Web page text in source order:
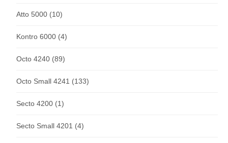
Atto 5000 (10)
Kontro 6000 (4)
Octo 4240 (89)
Octo Small 4241 (133)
Secto 4200 (1)
Secto Small 4201 (4)